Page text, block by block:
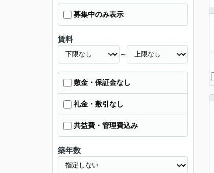
募集中のみ表示
賃料
～
敷金・保証金なし
礼金・敷引なし
共益費・管理費込み
築年数